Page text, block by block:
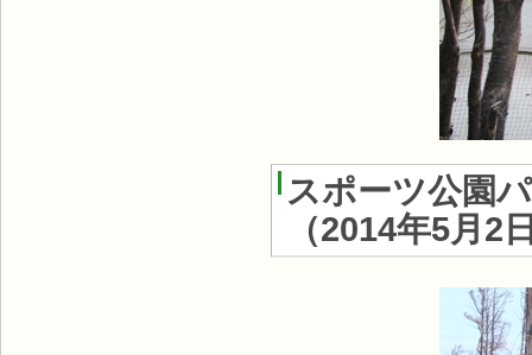
スポーツ公園
（2014年5月2